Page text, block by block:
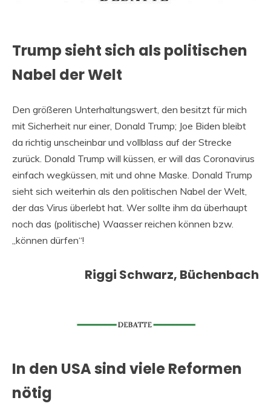
Trump sieht sich als politischen
Nabel der Welt
Den größeren Unterhaltungswert, den besitzt für mich
mit Sicherheit nur einer, Donald Trump; Joe Biden bleibt
da richtig unscheinbar und vollblass auf der Strecke
zurück. Donald Trump will küssen, er will das Coronavirus
einfach wegküssen, mit und ohne Maske. Donald Trump
sieht sich weiterhin als den politischen Nabel der Welt,
der das Virus überlebt hat. Wer sollte ihm da überhaupt
noch das (politische) Waasser reichen können bzw.
„können dürfen“!
Riggi Schwarz, Büchenbach
In den USA sind viele Reformen
nötig